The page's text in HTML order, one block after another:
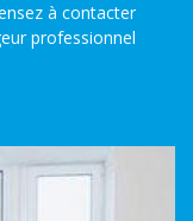
à contacter
professionnel